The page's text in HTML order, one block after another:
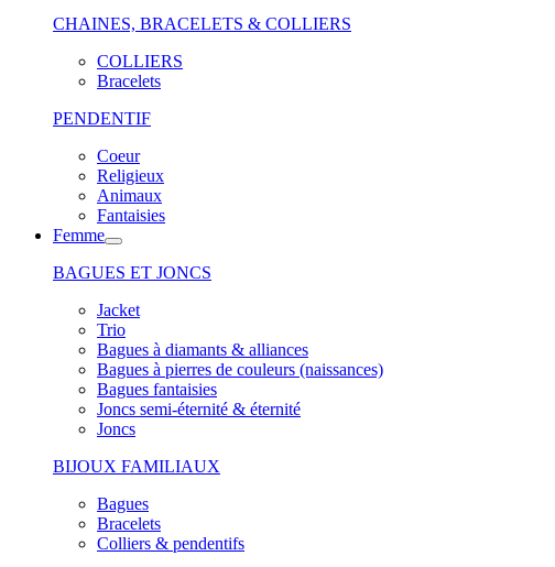
CHAINES, BRACELETS & COLLIERS
COLLIERS
Bracelets
PENDENTIF
Coeur
Religieux
Animaux
Fantaisies
Femme
BAGUES ET JONCS
Jacket
Trio
Bagues à diamants & alliances
Bagues à pierres de couleurs (naissances)
Bagues fantaisies
Joncs semi-éternité & éternité
Joncs
BIJOUX FAMILIAUX
Bagues
Bracelets
Colliers & pendentifs